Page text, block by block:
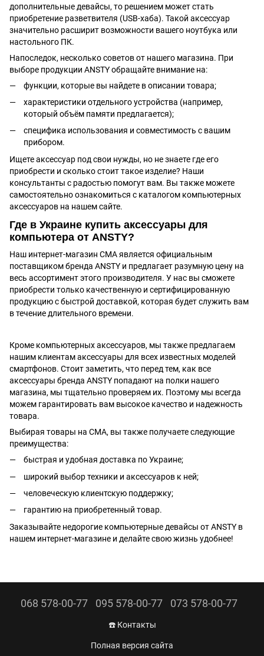
дополнительные девайсы, то решением может стать
приобретение разветвителя (USB-хаба). Такой аксессуар
значительно расширит возможности вашего ноутбука или
настольного ПК.
Напоследок, несколько советов от нашего магазина. При
выборе продукции ANSTY обращайте внимание на:
функции, которые вы найдете в описании товара;
характеристики отдельного устройства (например,
который объём памяти предлагается);
специфика использования и совместимость с вашим
прибором.
Ищете аксессуар под свои нужды, но не знаете где его
приобрести и сколько стоит такое изделие? Наши
консультанты с радостью помогут вам. Вы также можете
самостоятельно ознакомиться с каталогом компьютерных
аксессуаров на нашем сайте.
Где в Украине купить аксессуары для
компьютера от ANSTY?
Наш интернет-магазин CMA является официальным
поставщиком бренда ANSTY и предлагает разумную цену на
весь ассортимент этого производителя. У нас вы сможете
приобрести только качественную и сертифицированную
продукцию с быстрой доставкой, которая будет служить вам
в течение длительного времени.
Кроме компьютерных аксессуаров, мы также предлагаем
нашим клиентам аксессуары для всех известных моделей
смартфонов. Стоит заметить, что перед тем, как все
аксессуары бренда ANSTY попадают на полки нашего
магазина, мы тщательно проверяем их. Поэтому мы всегда
можем гарантировать вам высокое качество и надежность
товара.
Выбирая товары на CMA, вы также получаете следующие
преимущества:
быстрая и удобная доставка по Украине;
широкий выбор техники и аксессуаров к ней;
человеческую клиентскую поддержку;
гарантию на приобретенный товар.
Заказывайте недорогие компьютерные девайсы от ANSTY в
нашем интернет-магазине и делайте свою жизнь удобнее!
068 578-00-77 095 578-00-77 073 578-00-77
☎️ Контакты
Полная версия сайта